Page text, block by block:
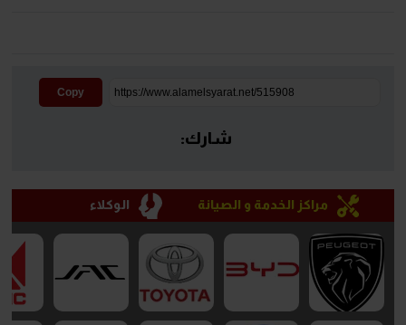
Copy
شارك:
مراكز الخدمة و الصيانة الوكلاء